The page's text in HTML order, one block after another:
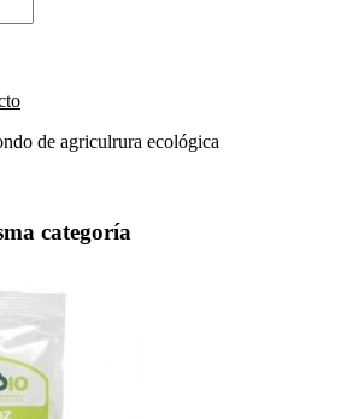
de agriculrura ecológica
categoría